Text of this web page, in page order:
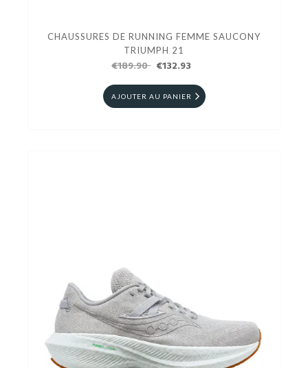
CHAUSSURES DE RUNNING FEMME SAUCONY
TRIUMPH 21
€189.90 €132.93
AJOUTER AU PANIER